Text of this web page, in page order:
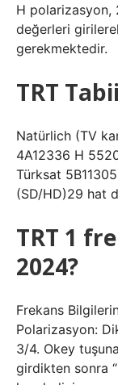
H polarizasyon,
değerleri
gerekmektedir.
TRT
Natürlich (TV
4A12336 H
Türksat
(SD/HD)29 hat
TRT 1
2024?
Frekans
Polarizasyon:
3/4. Okey
girdikten sonra